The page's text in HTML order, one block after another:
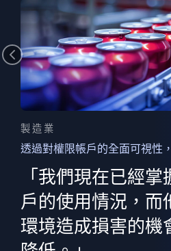
製造業
透過對權限帳戶的全面可視性
「我們現在已經
戶的使用情況，而
環境造成損害的機